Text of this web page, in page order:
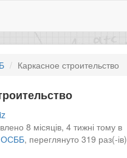
Каркасное строительство
8 місяців, 4 тижні тому в
ОСББ, переглянуто 319 раз(-ів)